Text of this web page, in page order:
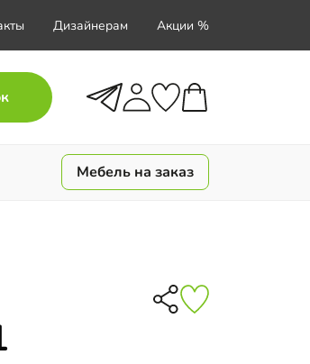
Дизайнерам Акции %
Мебель на заказ